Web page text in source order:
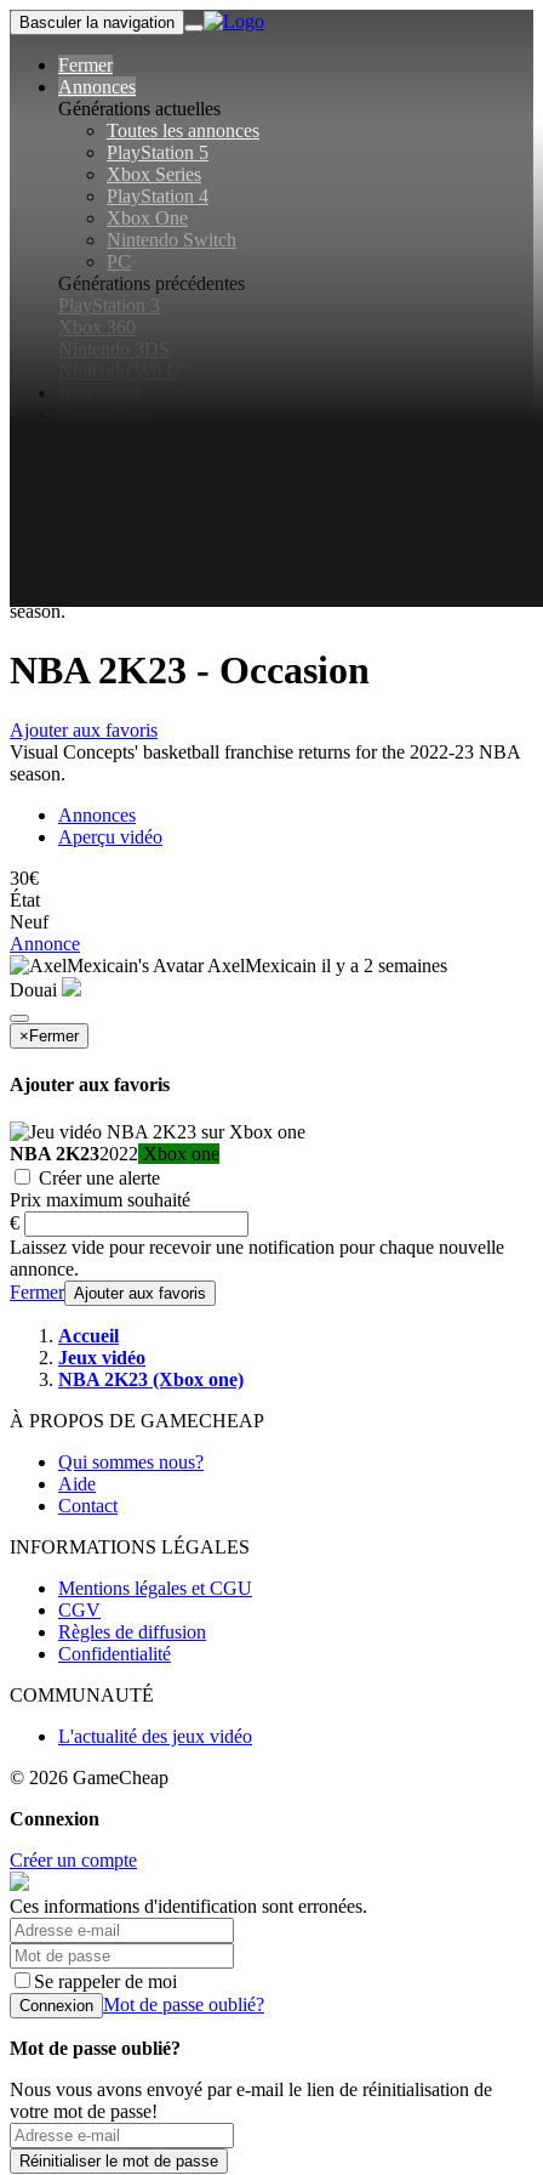
Basculer la navigation
Fermer
Annonces
Générations actuelles
Toutes les annonces
PlayStation 5
Xbox Series
PlayStation 4
Xbox One
Nintendo Switch
PC
Générations précédentes
PlayStation 3
Xbox 360
season.
NBA 2K23 - Occasion
Ajouter aux favoris
Visual Concepts' basketball franchise returns for the 2022-23 NBA
season.
Annonces
Aperçu vidéo
30€
État
Neuf
Annonce
AxelMexicain il y a 2 semaines
Douai
× Fermer
Ajouter aux favoris
NBA 2K232022 Xbox one
Créer une alerte
Prix maximum souhaité
€
Laissez vide pour recevoir une notification pour chaque nouvelle
annonce.
Fermer Ajouter aux favoris
Accueil
Jeux vidéo
NBA 2K23 (Xbox one)
À PROPOS DE GAMECHEAP
Qui sommes nous?
Aide
Contact
INFORMATIONS LÉGALES
Mentions légales et CGU
CGV
Règles de diffusion
Confidentialité
COMMUNAUTÉ
L'actualité des jeux vidéo
© 2026 GameCheap
Connexion
Créer un compte
Ces informations d'identification sont erronées.
Se rappeler de moi
Connexion Mot de passe oublié?
Mot de passe oublié?
Nous vous avons envoyé par e-mail le lien de réinitialisation de
votre mot de passe!
Réinitialiser le mot de passe